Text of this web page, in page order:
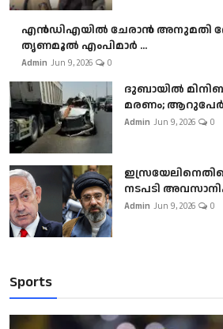
എൻഡിഎയിൽ ചേരാൻ അനുമതി
തൃണമൂൽ എംപിമാർ ...
Admin Jun 9, 2026 0
ദുബായിൽ മിനിബസ്​
മരണം; ആറുപേർ
Admin Jun 9, 2026 0
നടപടി
Admin Jun 9, 2026 0
Sports